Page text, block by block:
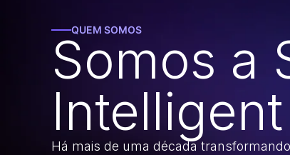
QUEM SOMOS
Somos a
Há mais de uma década